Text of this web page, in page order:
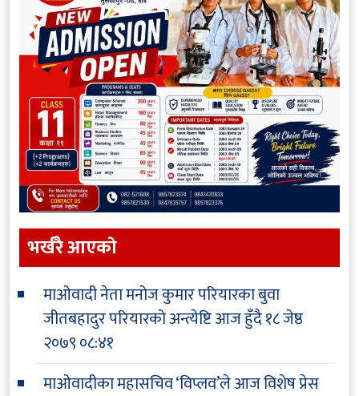
भर्खरै आएकाे
माओवादी नेता मनोज कुमार परियारका बुवा
जीतबहादुर परियारको अन्त्येष्टि आज हुँदै१८ जेष्ठ
२०७९ ०८:४१
माओवादीका महासचिव ‘विप्लव’ले आज विशेष प्रेस